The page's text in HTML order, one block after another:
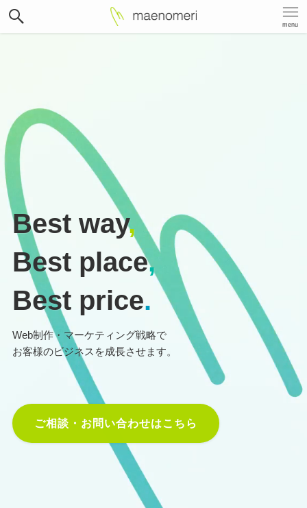
menu
Best way,
Best place,
Best price.
Web制作・マーケティング戦略で
お客様のビジネスを成長させます。
ご相談・お問い合わせはこちら